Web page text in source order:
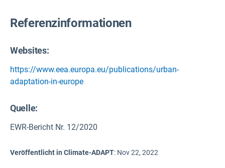
Referenzinformationen
Websites:
https://www.eea.europa.eu/publications/urban-
adaptation-in-europe
Quelle:
EWR-Bericht Nr. 12/2020
Veröffentlicht in Climate-ADAPT: Nov 22, 2022